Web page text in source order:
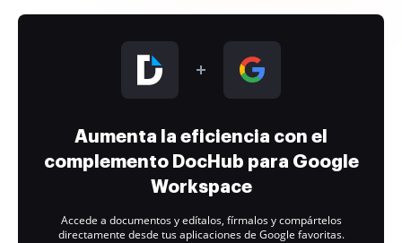
Aumenta la eficiencia con el
complemento DocHub para Google
Workspace
Accede a documentos y edítalos, fírmalos y compártelos
directamente desde tus aplicaciones de Google favoritas.